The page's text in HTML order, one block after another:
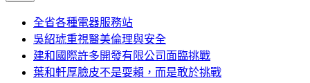
主
要
內
容
全省各種電器服務站
吳紹琥重視醫美倫理與安全
建和國際許多開發有限公司面臨挑戰
葉和軒厚臉皮不是耍賴，而是敢於挑戰